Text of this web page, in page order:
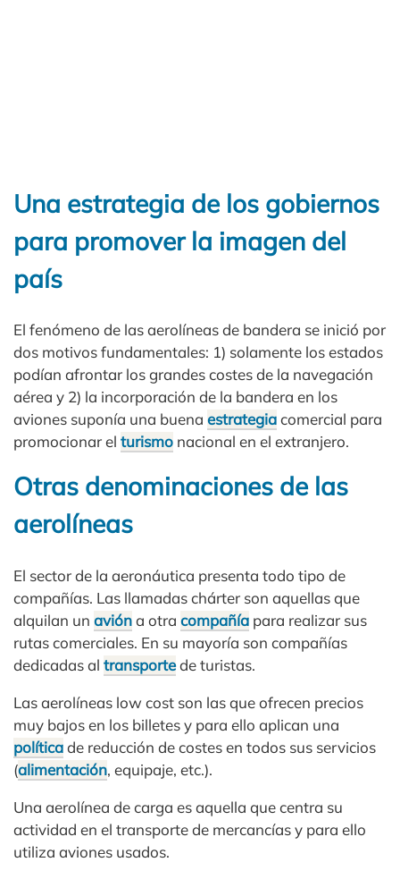
Una estrategia de los gobiernos
para promover la imagen del
país
El fenómeno de las aerolíneas de bandera se inició por
dos motivos fundamentales: 1) solamente los estados
podían afrontar los grandes costes de la navegación
aérea y 2) la incorporación de la bandera en los
aviones suponía una buena estrategiacomercial para
promocionar el turismo nacional en el extranjero.
Otras denominaciones de las
aerolíneas
El sector de la aeronáutica presenta todo tipo de
compañías. Las llamadas chárter son aquellas que
alquilan un avióna otra compañía para realizar sus
rutas comerciales. En su mayoría son compañías
dedicadas al transportede turistas.
Las aerolíneas low cost son las que ofrecen precios
muy bajos en los billetes y para ello aplican una
políticade reducción de costes en todos sus servicios
(alimentación, equipaje, etc.).
Una aerolínea de carga es aquella que centra su
actividad en el transporte de mercancías y para ello
utiliza aviones usados.